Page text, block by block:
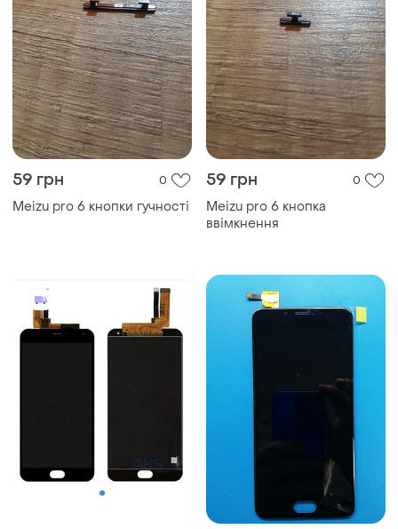
59 грн 0
Meizu pro 6 кнопки гучності
59 грн 0
Meizu pro 6 кнопка
ввімкнення